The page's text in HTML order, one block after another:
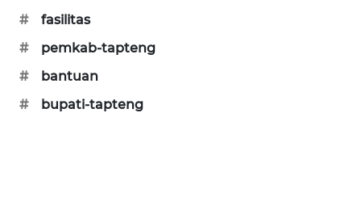
#
fasilitas
#
pemkab-tapteng
#
bantuan
#
bupati-tapteng
GARONGGANG
NEWS
FISUELRI